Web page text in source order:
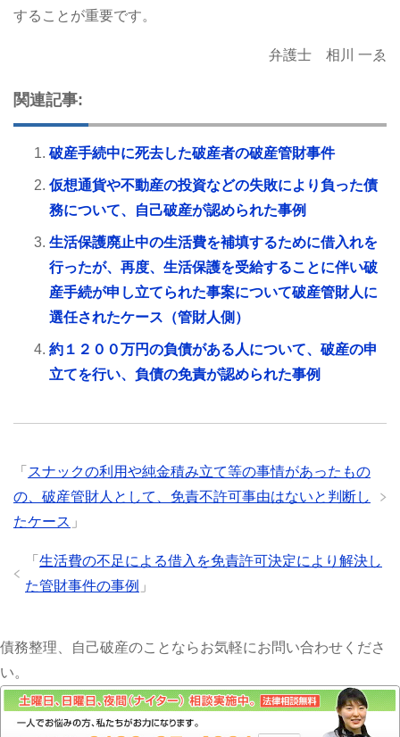
することが重要です。
弁護士 相川 一ゑ
関連記事:
破産手続中に死去した破産者の破産管財事件
仮想通貨や不動産の投資などの失敗により負った債
務について、自己破産が認められた事例
生活保護廃止中の生活費を補填するために借入れを
行ったが、再度、生活保護を受給することに伴い破
産手続が申し立てられた事案について破産管財人に
選任されたケース（管財人側）
約１２００万円の負債がある人について、破産の申
立てを行い、負債の免責が認められた事例
「 スナックの利用や純金積み立て等の事情があったもの
の、破産管財人として、免責不許可事由はないと判断し
たケース 」
「 生活費の不足による借入を免責許可決定により解決し
た管財事件の事例 」
債務整理、自己破産のことならお気軽にお問い合わせくださ
い。